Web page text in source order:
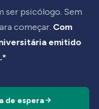
ser psicólogo. Sem
começar. Com
emitido
de espera